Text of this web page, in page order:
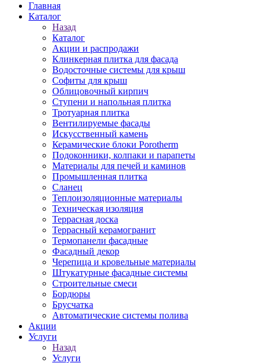
Главная
Каталог
Назад
Каталог
Акции и распродажи
Клинкерная плитка для фасада
Водосточные системы для крыш
Софиты для крыш
Облицовочный кирпич
Ступени и напольная плитка
Тротуарная плитка
Вентилируемые фасады
Искусственный камень
Керамические блоки Porotherm
Подоконники, колпаки и парапеты
Материалы для печей и каминов
Промышленная плитка
Сланец
Теплоизоляционные материалы
Техническая изоляция
Террасная доска
Террасный керамогранит
Термопанели фасадные
Фасадный декор
Черепица и кровельные материалы
Штукатурные фасадные системы
Строительные смеси
Бордюры
Брусчатка
Автоматические системы полива
Акции
Услуги
Назад
Услуги